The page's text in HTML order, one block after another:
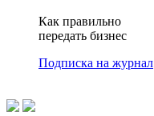
Как правильно
передать бизнес
Подписка на журнал